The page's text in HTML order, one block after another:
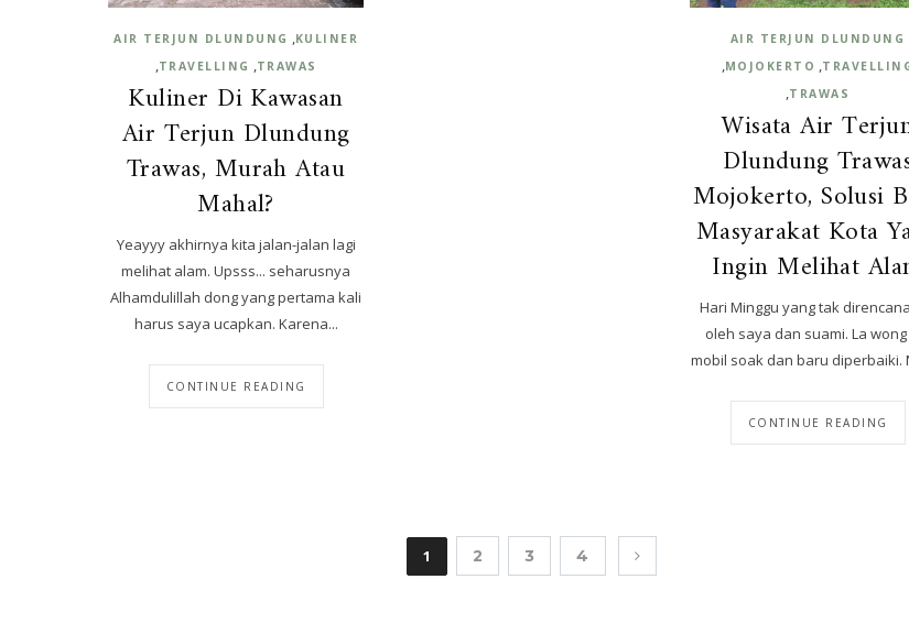
AIR TERJUN DLUNDUNG ,KULINER
,TRAVELLING ,TRAWAS
Kuliner Di Kawasan
Air Terjun Dlundung
Trawas, Murah Atau
Mahal?
Yeayyy akhirnya kita jalan-jalan lagi
melihat alam. Upsss... seharusnya
Alhamdulillah dong yang pertama kali
harus saya ucapkan. Karena...
CONTINUE READING
AIR TERJUN DLUNDUNG
,MOJOKERTO ,
,TRAWAS
Wisata Air
Dlundung
Mojokerto, Solusi
Masyarakat Kota
Ingin Melihat
Hari Minggu yang tak
oleh saya dan suami. La
mobil soak dan baru diperbaiki.
CONTINUE READING
1 2 3 4